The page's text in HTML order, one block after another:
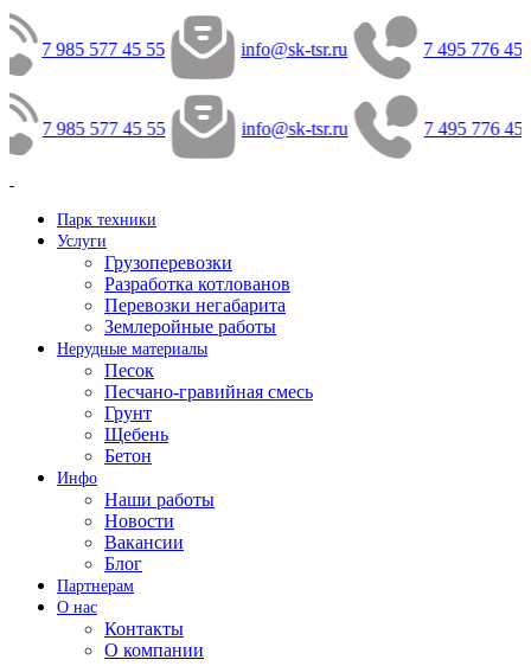
7 985 577 45 55 info@sk-tsr.ru 7 495 776 45
7 985 577 45 55 info@sk-tsr.ru 7 495 776 45
Парк техники
Услуги
Грузоперевозки
Разработка котлованов
Перевозки негабарита
Землеройные работы
Нерудные материалы
Песок
Песчано-гравийная смесь
Грунт
Щебень
Бетон
Инфо
Наши работы
Новости
Вакансии
Блог
Партнерам
О нас
Контакты
О компании